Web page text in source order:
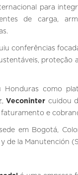
para
de carga,
conferências
proteção
Honduras como
Veconinter cuidou
e
em Bogotá,
de la Manutención